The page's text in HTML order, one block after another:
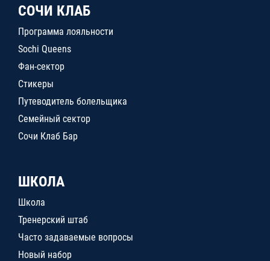
СОЧИ КЛАБ
Программа лояльности
Sochi Queens
Фан-сектор
Стикеры
Путеводитель болельщика
Семейный сектор
Сочи Клаб Бар
ШКОЛА
Школа
Тренерский штаб
Часто задаваемые вопросы
Новый набор